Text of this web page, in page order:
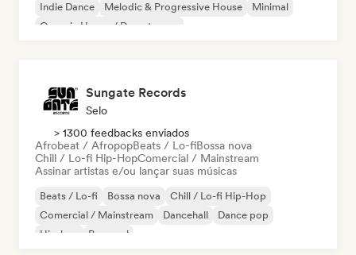
Indie Dance
Melodic & Progressive House
Minimal
Organic House / Downtempo
Sungate Records
Selo
> 1300 feedbacks enviados
Afrobeat / AfropopBeats / Lo-fiBossa nova
Chill / Lo-fi Hip-HopComercial / Mainstream
Assinar artistas e/ou lançar suas músicas
Beats / Lo-fi Bossa nova
Chill / Lo-fi Hip-Hop
Comercial / Mainstream
Dancehall
Dance pop
Hip-hop
Pop soul